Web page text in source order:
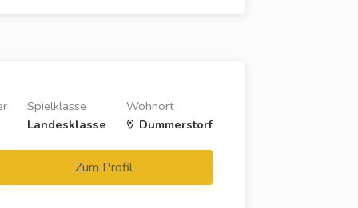
Wohnort
Dummerstorf
Spielklasse
Landesklasse
Zum Profil